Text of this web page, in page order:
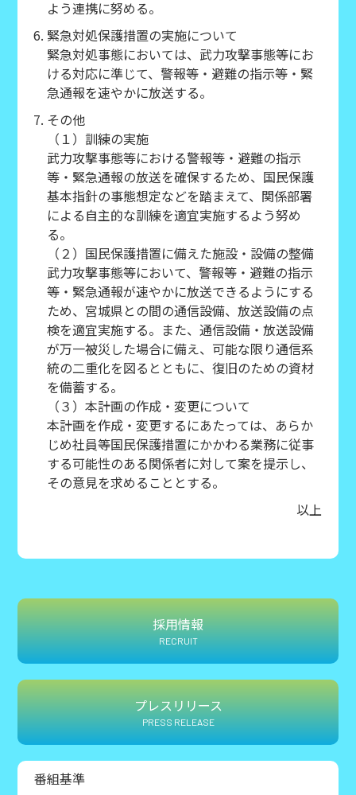
よう連携に努める。
緊急対処保護措置の実施について
緊急対処事態においては、武力攻撃事態等にお
ける対応に準じて、警報等・避難の指示等・緊
急通報を速やかに放送する。
その他
（１）訓練の実施
武力攻撃事態等における警報等・避難の指示
等・緊急通報の放送を確保するため、国民保護
基本指針の事態想定などを踏まえて、関係部署
による自主的な訓練を適宜実施するよう努め
る。
（２）国民保護措置に備えた施設・設備の整備
武力攻撃事態等において、警報等・避難の指示
等・緊急通報が速やかに放送できるようにする
ため、宮城県との間の通信設備、放送設備の点
検を適宜実施する。また、通信設備・放送設備
が万一被災した場合に備え、可能な限り通信系
統の二重化を図るとともに、復旧のための資材
を備蓄する。
（３）本計画の作成・変更について
本計画を作成・変更するにあたっては、あらか
じめ社員等国民保護措置にかかわる業務に従事
する可能性のある関係者に対して案を提示し、
その意見を求めることとする。
以上
採用情報
RECRUIT
プレスリリース
PRESS RELEASE
番組基準